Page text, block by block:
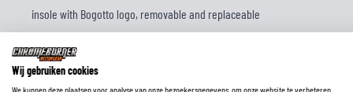
insole with Bogotto logo, removable and replaceable
practical donning aid on the back shaft with Bogotto logo
Bogotto logo on the tongue
Bogotto logo on the ankle reinforcement
Wij gebruiken cookies
We kunnen deze plaatsen voor analyse van onze bezoekersgegevens, om onze website te verbeteren,